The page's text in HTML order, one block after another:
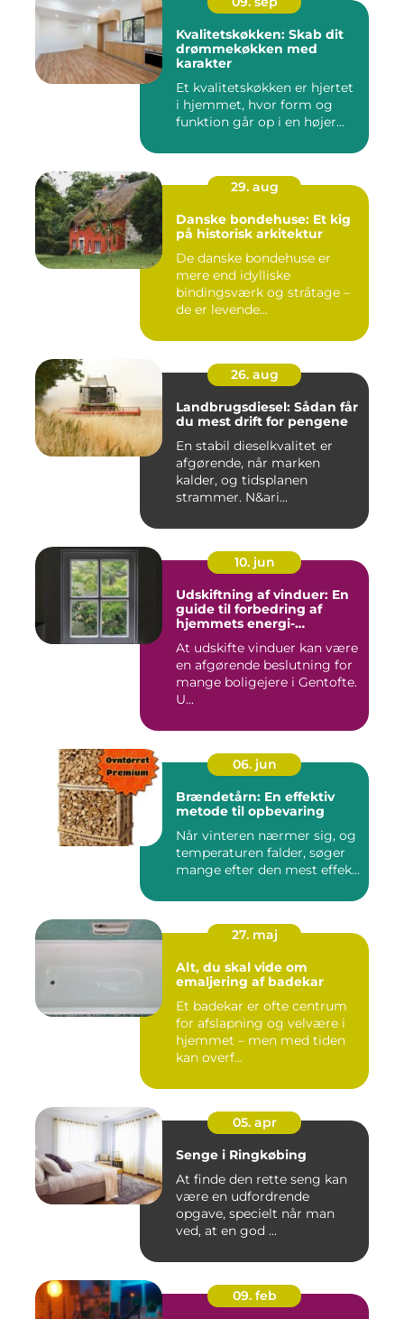
Kvalitetskøkken: Skab dit
drømmekøkken med
karakter
Et kvalitetskøkken er hjertet
i hjemmet, hvor form og
funktion går op i en højer...
29. aug
Danske bondehuse: Et kig
på historisk arkitektur
De danske bondehuse er
mere end idylliske
bindingsværk og stråtage –
de er levende...
26. aug
Landbrugsdiesel: Sådan får
du mest drift for pengene
En stabil dieselkvalitet er
afgørende, når marken
kalder, og tidsplanen
strammer. N&ari...
10. jun
Udskiftning af vinduer: En
guide til forbedring af
hjemmets energi-
At udskifte vinduer kan være
en afgørende beslutning for
mange boligejere i Gentofte.
U...
06. jun
Brændetårn: En effektiv
metode til opbevaring
Når vinteren nærmer sig, og
temperaturen falder, søger
mange efter den mest effek...
27. maj
Alt, du skal vide om
emaljering af badekar
Et badekar er ofte centrum
for afslapning og velvære i
hjemmet – men med tiden
kan overf...
05. apr
Senge i Ringkøbing
At finde den rette seng kan
være en udfordrende
opgave, specielt når man
ved, at en god ...
09. feb